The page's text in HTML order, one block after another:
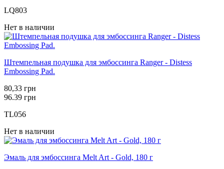
LQ803
Нет в наличии
Штемпельная подушка для эмбоссинга Ranger - Distess
Embossing Pad.
80,33 грн
96.39 грн
TL056
Нет в наличии
Эмаль для эмбоссинга Melt Art - Gold, 180 г